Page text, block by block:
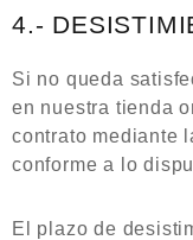
4.-
Si no queda
en nuestra tienda
contrato mediante
conforme a lo
El plazo de